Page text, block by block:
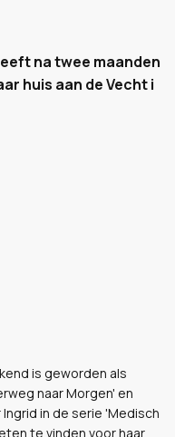
na twee maanden
huis aan de Vecht i
is geworden als
naar Morgen' en
in de serie 'Medisch
te vinden voor haar